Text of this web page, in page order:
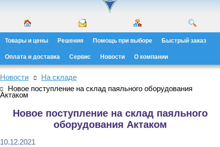
Товары и цены Решения Помощь при выборе Быстрый заказ
Оплата и доставка Сервис Новости О компании
Новости
На складе
Новое поступление на склад паяльного оборудования
Актаком
Новое поступление на склад паяльного
оборудования Актаком
10.12.2021